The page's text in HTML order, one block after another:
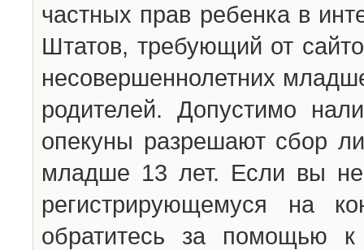
частных прав ребенка в
Штатов, требующий от
несовершеннолетних
родителей. Допустимо
опекуны разрешают сбор
младше 13 лет. Если вы
регистрирующемуся на
обратитесь за помощью к